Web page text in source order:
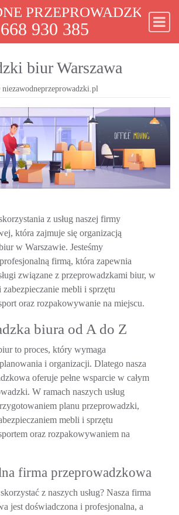
PRZEPROWADZKI
930 385
biur Warszawa
niezawodneprzeprowadzki.pl
z usług naszej firmy
, która zajmuje się organizacją
w Warszawie. Jesteśmy
firmą, która zapewnia
związane z przeprowadzkami biur, w
mebli i sprzętu
oraz rozpakowywanie na miejscu.
biura od A do Z
to proces, który wymaga
i organizacji. Dlatego nasza
oferuje pełne wsparcie w całym
W ramach naszych usług
planu przeprowadzki,
mebli i sprzętu
oraz rozpakowywaniem na
firma przeprowadzkowa
z naszych usług? Nasza firma
jest doświadczona i profesjonalna, a